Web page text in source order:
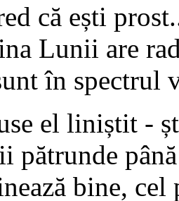
că ești
Lunii are
în spectrul
el liniștit -
pătrunde
bine, cel